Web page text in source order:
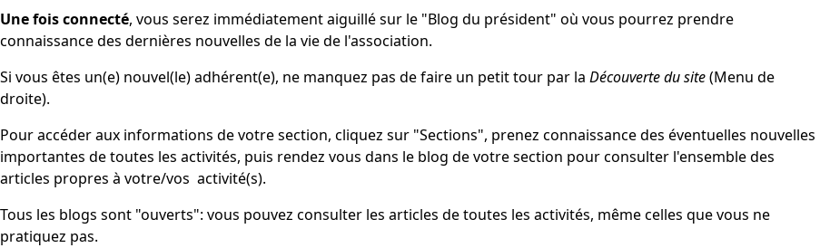
Une fois connecté, vous serez immédiatement aiguillé sur le "Blog du président" où vous pourrez prendre
connaissance des dernières nouvelles de la vie de l'association.
Si vous êtes un(e) nouvel(le) adhérent(e), ne manquez pas de faire un petit tour par la Découverte du site(Menu de
droite).
Pour accéder aux informations de votre section, cliquez sur "Sections", prenez connaissance des éventuelles nouvelles
importantes de toutes les activités, puis rendez vous dans le blog de votre section pour consulter l'ensemble des
articles propres à votre/vos activité(s).
Tous les blogs sont "ouverts": vous pouvez consulter les articles de toutes les activités, même celles que vous ne
pratiquez pas.